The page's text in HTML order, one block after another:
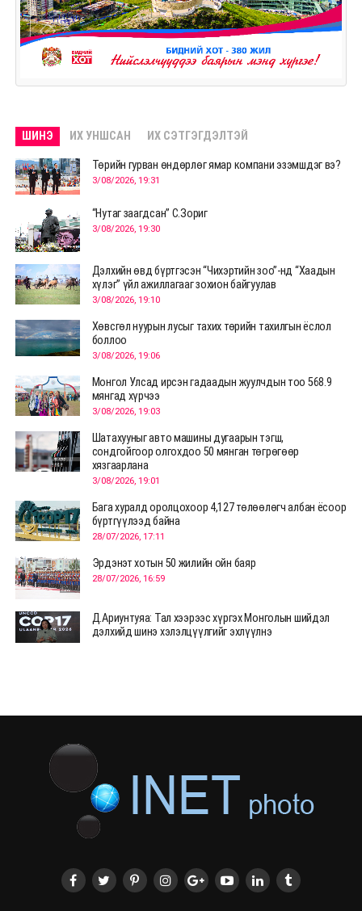
ШИНЭ ИХ УНШСАН ИХ СЭТГЭГДЭЛТЭЙ
Төрийн гурван өндөрлөг ямар компани эзэмшдэг вэ?
3/08/2026, 19:31
“Нутаг заагдсан” С.Зориг
3/08/2026, 19:30
Дэлхийн өвд бүртгэсэн “Чихэртийн зоо”-нд “Хаадын
хүлэг” үйл ажиллагааг зохион байгуулав
3/08/2026, 19:10
Хөвсгөл нуурын лусыг тахих төрийн тахилгын ёслол
боллоо
3/08/2026, 19:06
Монгол Улсад ирсэн гадаадын жуулчдын тоо 568.9
мянгад хүрчээ
3/08/2026, 19:03
Шатахууныг авто машины дугаарын тэгш,
сондгойгоор олгохдоо 50 мянган төгрөгөөр
хязгаарлана
3/08/2026, 19:01
Бага хуралд оролцохоор 4,127 төлөөлөгч албан ёсоор
бүртгүүлээд байна
28/07/2026, 17:11
Эрдэнэт хотын 50 жилийн ойн баяр
28/07/2026, 16:59
Д.Ариунтуяа: Тал хээрээс хүргэх Монголын шийдэл
дэлхийд шинэ хэлэлцүүлгийг эхлүүлнэ
28/07/2026, 12:04
ХӨВСГӨЛ Нутгийн зөвлөлөөс МУАЖ Д.Цэрэндарьзавт
2 өрөө байр олгоно
20/07/2026, 19:22
20/07/2026, 19:21